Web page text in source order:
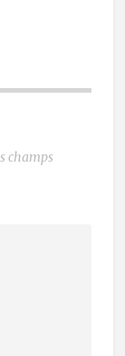
champs